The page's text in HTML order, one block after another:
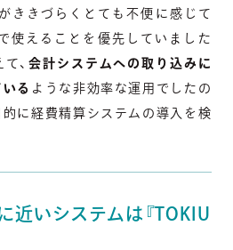
ききづらくとても不便に感じて
使えることを優先していました
、会計システムへの取り込みに
る ような非効率な運用でしたの
的に経費精算システムの導入を検
近いシステムは『TOKIU